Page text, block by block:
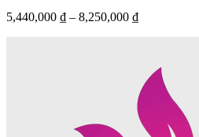
5,440,000 ₫ – 8,250,000 ₫